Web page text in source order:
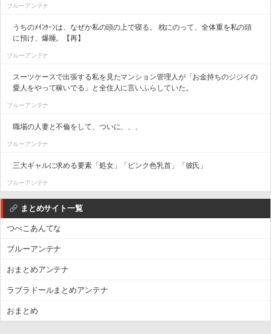
ブルーアンテナ
うちのﾒｲﾝｸｰﾝは、なぜか私の頭の上で寝る。 枕にのって、全体重を私の頭
に預け、爆睡。【再】
ブルーアンテナ
スーツケースで出張する私を見たマンション管理人が「お金持ちのジジイの
愛人をやって稼いでる」と全住人に言いふらしていた。
ブルーアンテナ
職場の人妻と不倫をして、ついに、、、
ブルーアンテナ
三大ギャルに求める要素「処女」「ピンク色乳首」「彼氏」
ブルーアンテナ
まとめサイト一覧
つべこあんてな
ブルーアンテナ
おまとめアンテナ
ラブラドールまとめアンテナ
おまとめ